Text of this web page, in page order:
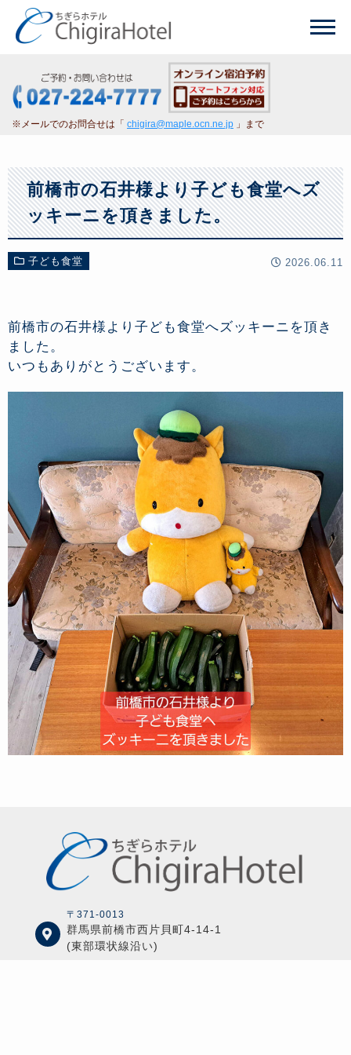
※メールでのお問合せは「 chigira@maple.ocn.ne.jp 」まで
前橋市の石井様より子ども食堂へズ
ッキーニを頂きました。
子ども食堂 2026.06.11
前橋市の石井様より子ども食堂へズッキーニを頂き
ました。
いつもありがとうございます。
〒371-0013
群馬県前橋市西片貝町4-14-1
(東部環状線沿い)